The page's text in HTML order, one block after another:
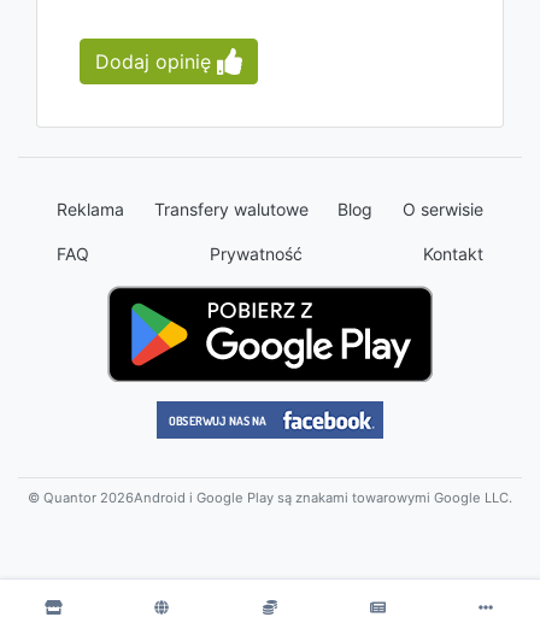
Dodaj opinię
Reklama Transfery walutowe Blog O serwisie
FAQ Prywatność Kontakt
© Quantor 2026Android i Google Play są znakami towarowymi Google LLC.